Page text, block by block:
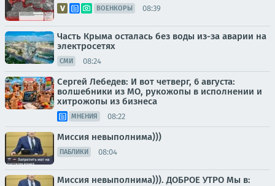
ВОЕНКОРЫ 08:39
Часть Крыма осталась без воды из-за аварии на
электросетях
СМИ 08:24
Сергей Лебедев: И вот четверг, 6 августа:
волшебники из МО, рукожопы в исполнении и
хитрожопы из бизнеса
МНЕНИЯ 08:22
Миссия невыполнима)))
ПАБЛИКИ 08:04
Миссия невыполнима))). ДОБРОЕ УТРО Мы в: